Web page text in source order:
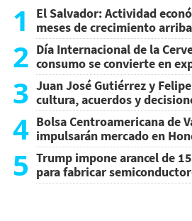
1
El Salvador: Actividad
meses de crecimiento
2 Día Internacional de la
consumo se convierte en
3 Juan José Gutiérrez y
cultura, acuerdos y
4 Bolsa Centroamericana de
impulsarán mercado en
5 Trump impone arancel de
para fabricar